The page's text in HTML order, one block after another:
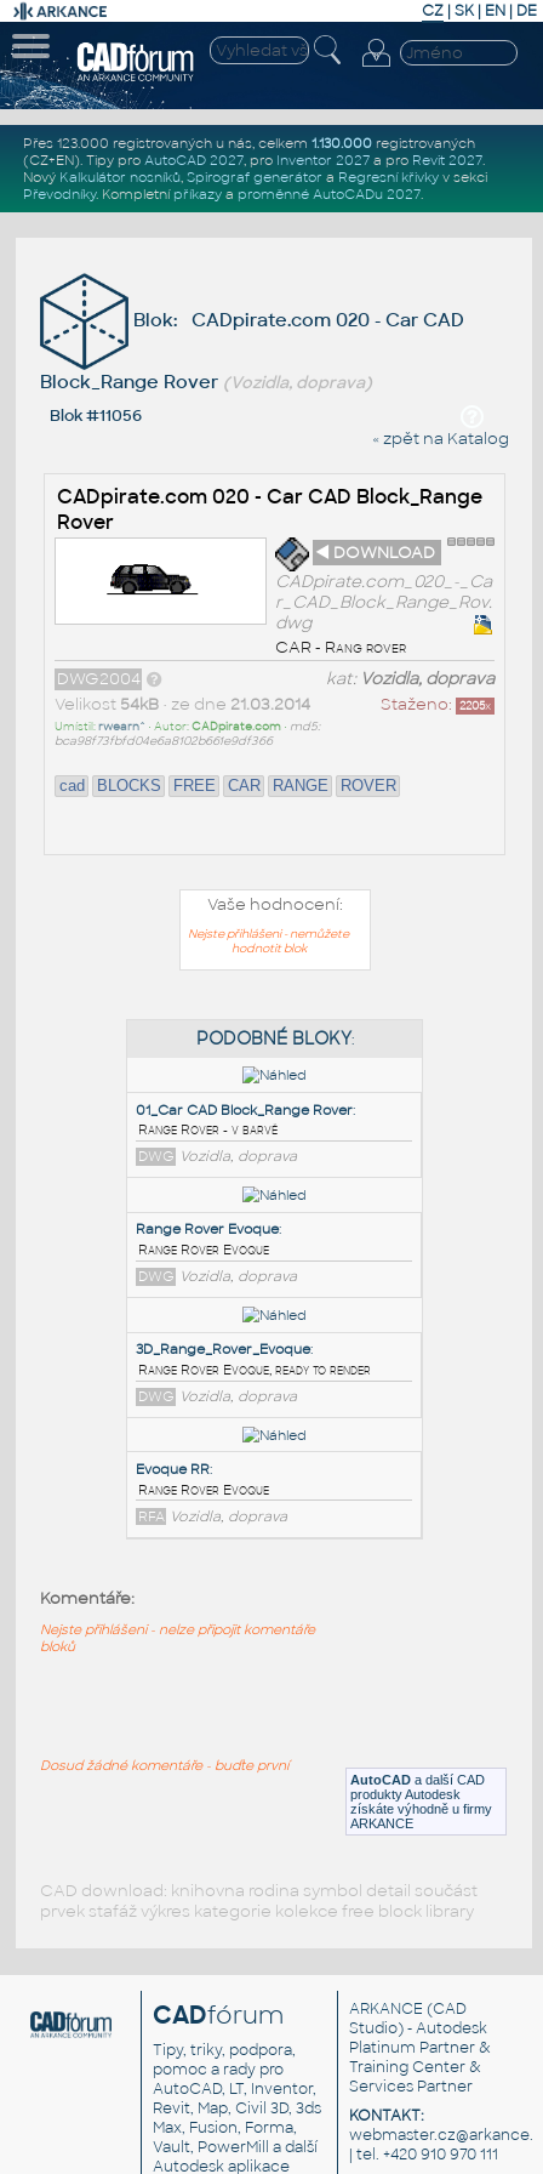
CZ | SK| EN | DE
Přes 123.000 registrovaných u nás, celkem 1.130.000registrovaných
(CZ+EN). Tipy pro AutoCAD 2027, pro Inventor 2027a pro Revit 2027.
Nový Kalkulátor nosníků, Spirograf generátor a Regresní křivkyv sekci
Převodníky. Kompletní příkazya proměnné AutoCADu 2027.
Blok: CADpirate.com 020 - Car CAD
Block_Range Rover (Vozidla, doprava)
Blok #11056
« zpět na Katalog
CADpirate.com 020 - Car CAD Block_Range
Rover
◄ DOWNLOAD
CADpirate.com_020_-_Ca
r_CAD_Block_Range_Rov.
dwg
CAR - Rang rover
kat: Vozidla, doprava
DWG2004
Staženo: 2205x
Velikost 54kB• ze dne 21.03.2014
Umístil:rwearn^ • Autor:CADpirate.com• md5:
bca98f73fbfd04e6a8102b661e9df366
cad BLOCKS FREE CAR RANGE ROVER
Vaše hodnocení:
Nejste přihlášeni - nemůžete
hodnotit blok
PODOBNÉ BLOKY
01_Car CAD Block_Range Rover
Range Rover - v barvě
DWG Vozidla, doprava
Range Rover Evoque:
Range Rover Evoque
DWG Vozidla, doprava
DWG
Vozidla, doprava
AutoCAD a další CAD
produkty Autodesk
získáte výhodně u firmy
ARKANCE
Komentáře:
Nejste přihlášeni - nelze připojit komentáře
bloků
Dosud žádné komentáře - buďte první
CAD download: knihovna rodina symbol detail součást
prvek stafáž výkres kategorie kolekce free block library
CADfórum
Tipy, triky, podpora,
pomoc a rady pro
AutoCAD, LT, Inventor,
Revit, Map, Civil 3D, 3ds
Max, Fusion, Forma,
Vault, PowerMill a další
Autodesk aplikace
ARKANCE (CAD
Studio) - Autodesk
Platinum Partner &
Training Center &
Services Partner
KONTAKT:
| tel. +420 910 970 111